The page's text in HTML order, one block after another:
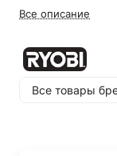
которые
ONE+ RC18118C
заряжаемого
заряжать
Все описание
Все товары